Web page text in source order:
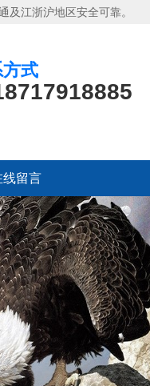
及江浙沪地区安全可靠。
式
线留言